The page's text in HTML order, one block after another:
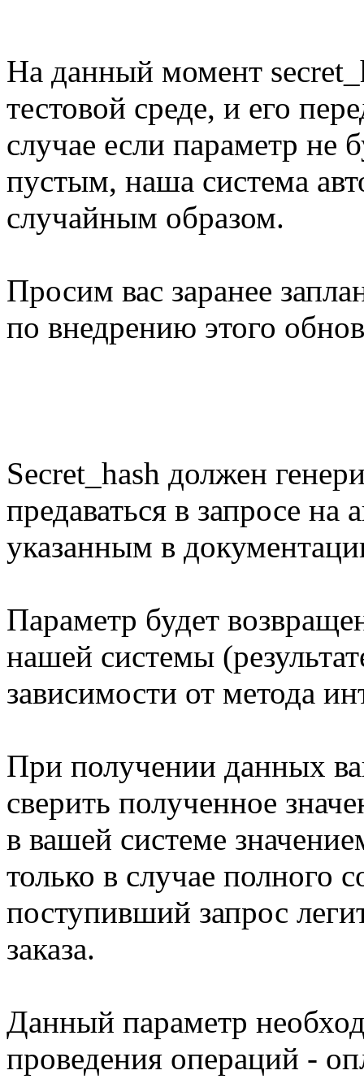
На данный момент
тестовой среде, и его
случае если параметр не
пустым, наша система
случайным образом.
Просим вас заранее
по внедрению этого
Secret_hash должен
предаваться в запросе
указанным в
Параметр будет
нашей системы
зависимости от метода
При получении данных
сверить полученное
в вашей системе
только в случае полного
поступивший запрос
заказа.
Данный параметр
проведения операций -